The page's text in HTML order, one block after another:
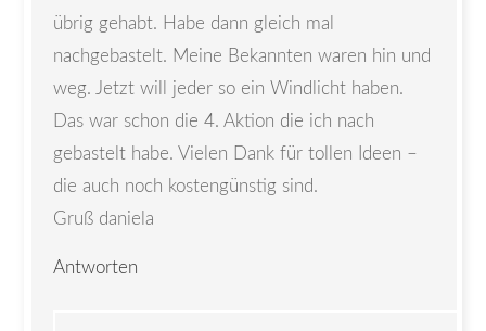
übrig gehabt. Habe dann gleich mal
nachgebastelt. Meine Bekannten waren hin und
weg. Jetzt will jeder so ein Windlicht haben.
Das war schon die 4. Aktion die ich nach
gebastelt habe. Vielen Dank für tollen Ideen –
die auch noch kostengünstig sind.
Gruß daniela
Antworten